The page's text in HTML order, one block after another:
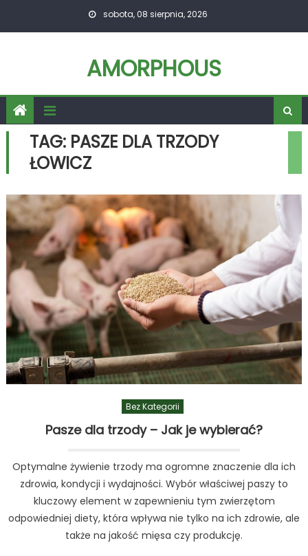
sobota, 08 sierpnia, 2026
AMORPHOUS
TAG: PASZE DLA TRZODY
ŁOWICZ
Bez Kategorii
Pasze dla trzody – Jak je wybierać?
Optymalne żywienie trzody ma ogromne znaczenie dla ich
zdrowia, kondycji i wydajności. Wybór właściwej paszy to
kluczowy element w zapewnieniu tym zwierzętom
odpowiedniej diety, która wpływa nie tylko na ich zdrowie, ale
także na jakość mięsa czy produkcję.